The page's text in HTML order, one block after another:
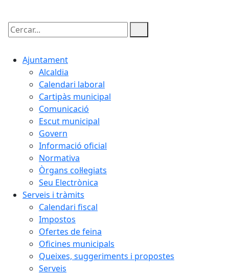
Cercar:
Ajuntament
Alcaldia
Calendari laboral
Cartipàs municipal
Comunicació
Escut municipal
Govern
Informació oficial
Normativa
Òrgans col·legiats
Seu Electrònica
Serveis i tràmits
Calendari fiscal
Impostos
Ofertes de feina
Oficines municipals
Queixes, suggeriments i propostes
Serveis